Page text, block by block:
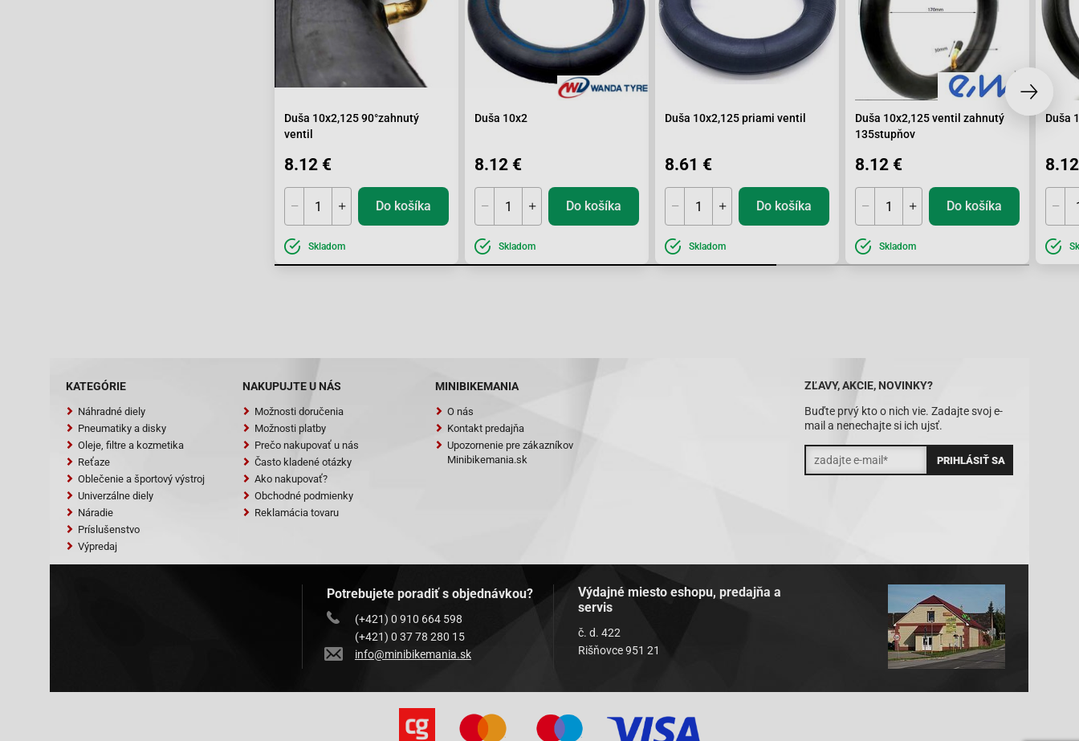
Duša 10x2,125 90°zahnutý
ventil
8.12 €
Do košíka
Skladom
Duša 10x2
8.12 €
Do košíka
Skladom
Duša 10x2,125 priami ventil
8.61 €
Do košíka
Skladom
Duša 10x2,125 ventil zahnutý
135stupňov
8.12 €
Do košíka
Skladom
Duša
ZĽAVY, AKCIE, NOVINKY?
Buďte prvý kto o nich vie. Zadajte svoj e-
mail a nenechajte si ich ujsť.
KATEGÓRIE
Náhradné diely
Pneumatiky a disky
Oleje, filtre a kozmetika
Reťaze
Oblečenie a športový výstroj
Univerzálne diely
Náradie
Príslušenstvo
Výpredaj
NAKUPUJTE U NÁS
Možnosti doručenia
Možnosti platby
Prečo nakupovať u nás
Často kladené otázky
Ako nakupovať?
Obchodné podmienky
Reklamácia tovaru
MINIBIKEMANIA
O nás
Kontakt predajňa
Upozornenie pre zákazníkov
Minibikemania.sk
Potrebujete poradiť s objednávkou?
(+421) 0 910 664 598
(+421) 0 37 78 280 15
info@minibikemania.sk
Výdajné miesto eshopu, predajňa a
servis
č. d. 422
Rišňovce 951 21